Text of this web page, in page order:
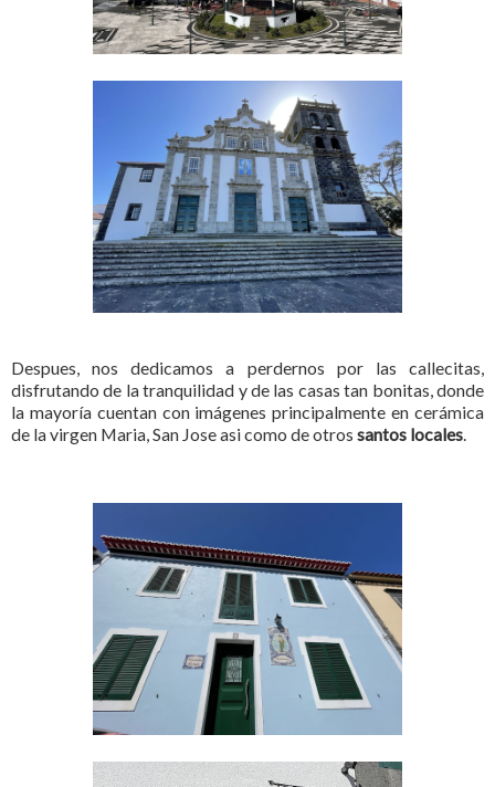
Despues, nos dedicamos a perdernos por las callecitas,
disfrutando de la tranquilidad y de las casas tan bonitas, donde
la mayoría cuentan con imágenes principalmente en cerámica
de la virgen Maria, San Jose asi como de otros santos locales.